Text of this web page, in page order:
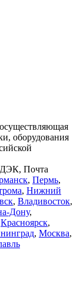
оборудования
Почта
, Пермь,
, Нижний
, Владивосток,
Дону,
Красноярск,
, Москва,